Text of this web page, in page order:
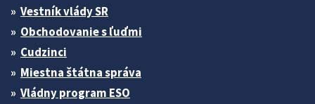
Vestník vlády SR
Obchodovanie s ľuďmi
Cudzinci
Miestna štátna správa
Vládny program ESO